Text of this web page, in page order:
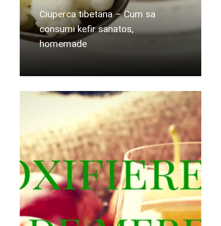
Ciuperca tibetana – Cum sa
consumi kefir sanatos,
homemade